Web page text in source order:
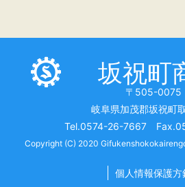
坂祝町
〒505-0075
岐阜県加茂郡坂祝町
Tel.0574-26-7667
Copyright (C) 2020
個人情報保護方